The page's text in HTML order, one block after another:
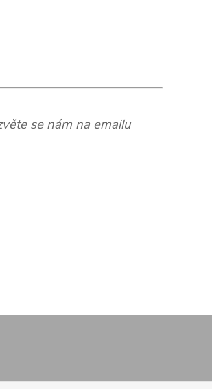
se nám na emailu